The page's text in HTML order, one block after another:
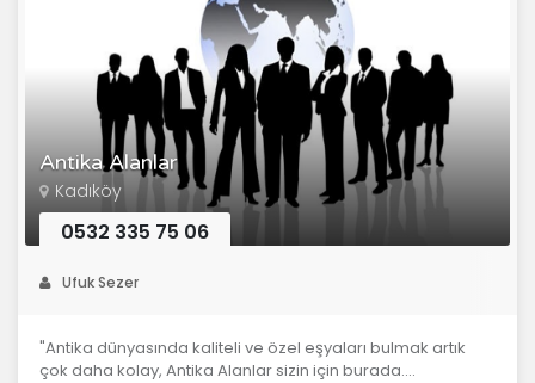
Antika Alanlar
Kadıköy
0532 335 75 06
Ufuk Sezer
"Antika dünyasında kaliteli ve özel eşyaları bulmak artık
çok daha kolay, Antika Alanlar sizin için burada....